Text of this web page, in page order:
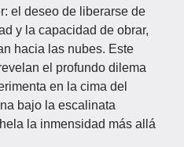
el deseo de liberarse de
y la capacidad de obrar,
hacia las nubes. Este
el profundo dilema
en la cima del
bajo la escalinata
la inmensidad más allá